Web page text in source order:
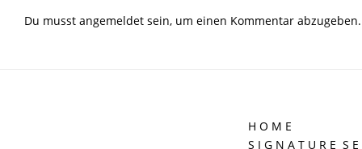
Du musst angemeldet sein, um einen Kommentar abzugeben.
H O M E
S I G N A T U R E S E